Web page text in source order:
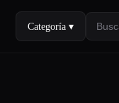
Categoría ▾